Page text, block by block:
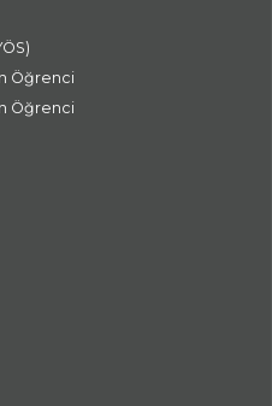
Öğrenci
Öğrenci